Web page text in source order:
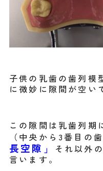
子供の乳歯の歯列模
に微妙に隙間が空い
この隙間は乳歯列期
（中央から3番目の
長空隙」
それ以外
言います。